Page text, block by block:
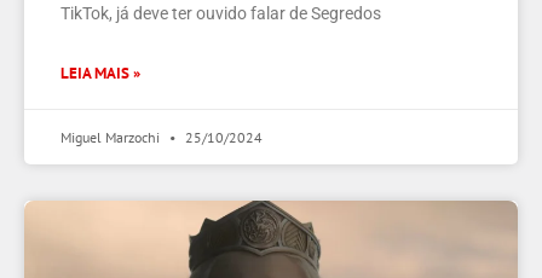
TikTok, já deve ter ouvido falar de Segredos
LEIA MAIS »
Miguel Marzochi 25/10/2024